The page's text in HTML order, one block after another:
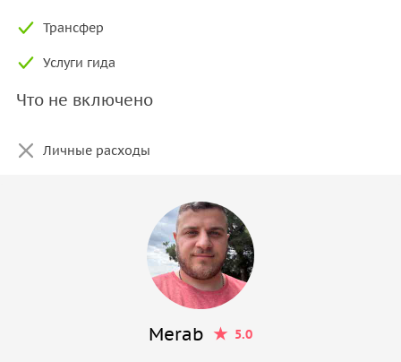
Трансфер
Услуги гида
Что не включено
Личные расходы
Merab 5.0